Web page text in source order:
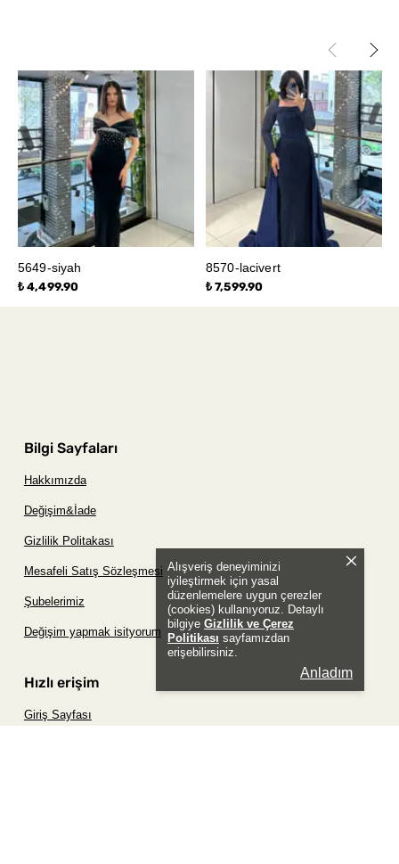
Alışveriş deneyiminizi
iyileştirmek için yasal
düzenlemelere uygun çerezler
(cookies) kullanıyoruz. Detaylı
bilgiye Gizlilik ve Çerez
Politikası sayfamızdan
erişebilirsiniz.
Anladım
5649-siyah
₺ 4,499.90
8570-lacivert
₺ 7,599.90
Bilgi Sayfaları
Hakkımızda
Değişim&İade
Gizlilik Politakası
Mesafeli Satış Sözleşmesi
Şubelerimiz
Değişim yapmak isityorum
Hızlı erişim
Giriş Sayfası